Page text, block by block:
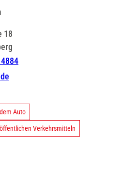
18
Auto
Verkehrsmitteln